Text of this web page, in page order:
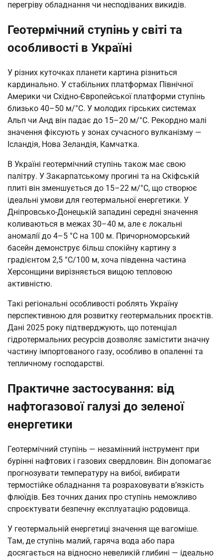
перегріву обладнання чи несподіваних викидів.
Геотермічний ступінь у світі та
особливості в Україні
У різних куточках планети картина різниться
кардинально. У стабільних платформах Північної
Америки чи Східно-Європейської платформи ступінь
близько 40–50 м/°C. У молодих гірських системах
Альп чи Анд він падає до 15–20 м/°C. Рекордно малі
значення фіксують у зонах сучасного вулканізму —
Ісландія, Нова Зеландія, Камчатка.
В Україні геотермічний ступінь також має свою
палітру. У Закарпатському прогині та на Скіфській
плиті він зменшується до 15–22 м/°C, що створює
ідеальні умови для геотермальної енергетики. У
Дніпровсько-Донецькій западині середні значення
коливаються в межах 30–40 м, але є локальні
аномалії до 4–5 °C на 100 м. Причорноморський
басейн демонструє більш спокійну картину з
градієнтом 2,5 °C/100 м, хоча південна частина
Херсонщини вирізняється вищою тепловою
активністю.
Такі регіональні особливості роблять Україну
перспективною для розвитку геотермальних проєктів.
Дані 2025 року підтверджують, що потенціал
гідротермальних ресурсів дозволяє замістити значну
частину імпортованого газу, особливо в опаленні та
тепличному господарстві.
Практичне застосування: від
нафтогазової галузі до зеленої
енергетики
Геотермічний ступінь — незамінний інструмент при
бурінні нафтових і газових свердловин. Він допомагає
прогнозувати температуру на вибої, вибирати
термостійке обладнання та розраховувати в’язкість
флюїдів. Без точних даних про ступінь неможливо
спроєктувати безпечну експлуатацію родовища.
У геотермальній енергетиці значення ще вагоміше.
Там, де ступінь малий, гаряча вода або пара
досягається на відносно невеликій глибині — ідеально